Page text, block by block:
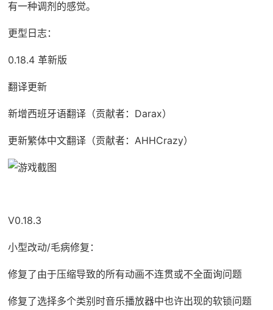
有一种调剂的感觉。
更型日志：
0.18.4 革新版
翻译更新
新增西班牙语翻译（贡献者：Darax）
更新繁体中文翻译（贡献者：AHHCrazy）
V0.18.3
小型改动/毛病修复：
修复了由于压缩导致的所有动画不连贯或不全面询问题
修复了选择多个类别时音乐播放器中也许出现的软锁问题